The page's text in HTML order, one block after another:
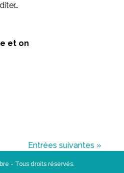
et on
Entrées suivantes »
- Tous droits réservés.